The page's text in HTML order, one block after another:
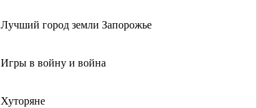
Лучший город земли Запорожье
Игры в войну и война
Хуторяне